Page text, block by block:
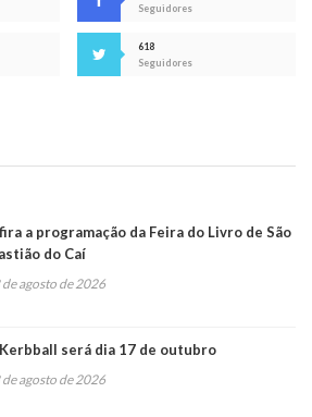
Seguidores
618
Seguidores
a programação da Feira do Livro de São
do Caí
de agosto de 2026
será dia 17 de outubro
de agosto de 2026